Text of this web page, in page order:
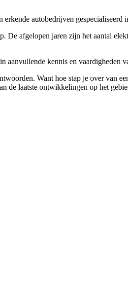
erkende autobedrijven gespecialiseerd
afgelopen jaren zijn het aantal
aanvullende kennis en vaardigheden
Want hoe stap je over van
de laatste ontwikkelingen op het